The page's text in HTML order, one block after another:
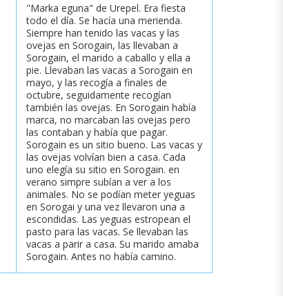
"Marka eguna" de Urepel. Era fiesta
todo el día. Se hacía una merienda.
Siempre han tenido las vacas y las
ovejas en Sorogain, las llevaban a
Sorogain, el marido a caballo y ella a
pie. Llevaban las vacas a Sorogain en
mayo, y las recogía a finales de
octubre, seguidamente recogían
también las ovejas. En Sorogain había
marca, no marcaban las ovejas pero
las contaban y había que pagar.
Sorogain es un sitio bueno. Las vacas y
las ovejas volvían bien a casa. Cada
uno elegía su sitio en Sorogain. en
verano simpre subían a ver a los
animales. No se podían meter yeguas
en Sorogai y una vez llevaron una a
escondidas. Las yeguas estropean el
pasto para las vacas. Se llevaban las
vacas a parir a casa. Su marido amaba
Sorogain. Antes no había camino.